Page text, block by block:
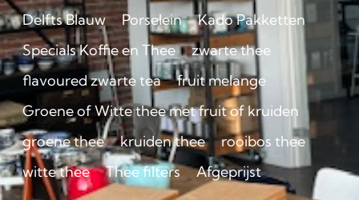
Delfts Blauw
Porselein
Kado Pakketten
Specials Koffie en Thee
zwarte thee
flavoured zwarte tea
fruit melange
Groene of Witte thee met fruit of kruiden
groene thee
kruiden thee
rooibos thee
witte thee
Thee filters Afgeprijst